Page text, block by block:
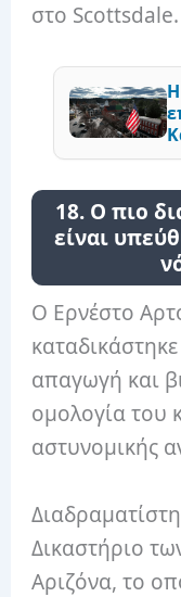
στο Scottsdale.
18. Ο πιο
είναι
Ο Ερνέστο
απαγωγή και
ομολογία του
αστυνομικής
Δικαστήριο
Αριζόνα, το